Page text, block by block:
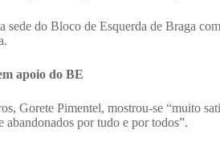
sede do Bloco de Esquerda de Braga
apoio do BE
Gorete Pimentel, mostrou-se “muito
abandonados por tudo e por todos”.